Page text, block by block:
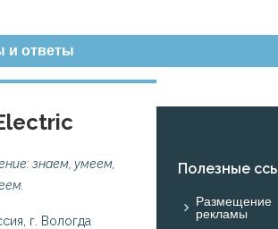
и ответы
знаем, умеем,
г. Вологда
Полезные
Размещение
рекламы